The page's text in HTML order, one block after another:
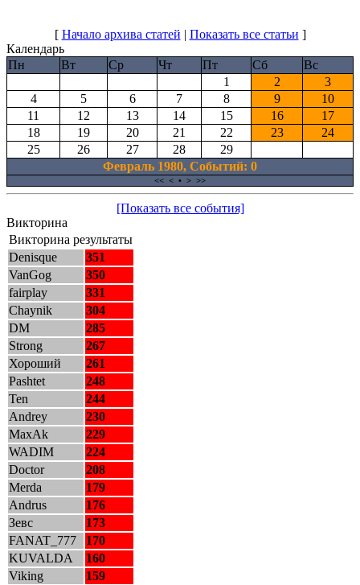
[ Начало архива статей | Показать все статьи ]
Календарь
Пн
Вт Ср Чт Пт Сб
Вс
1
2
3
4
5 6 7 8 9
10
11
12 13 14 15 16
17
18
19 20 21 22 23
24
25
26 27 28
29
Февраль 1980, Cобытий: 0
<< < • > >>
[Показать все события]
Викторина
Викторина результаты
Denisque
351
VanGog
350
fairplay
331
Chaynik
304
DM
285
Strong
267
Хороший
261
Pashtet
248
Ten
244
Andrey
230
MaxAk
229
WADIM
224
Doctor
208
Merda
179
Andrus
176
Зевс
173
FANAT_777
170
KUVALDA
160
Viking
159